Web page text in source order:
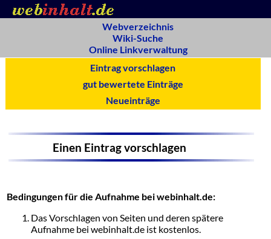
Webverzeichnis
Wiki-Suche
Online Linkverwaltung
Eintrag vorschlagen
gut bewertete Einträge
Neueinträge
Einen Eintrag vorschlagen
Bedingungen für die Aufnahme bei webinhalt.de:
Das Vorschlagen von Seiten und deren spätere
Aufnahme bei webinhalt.de ist kostenlos.